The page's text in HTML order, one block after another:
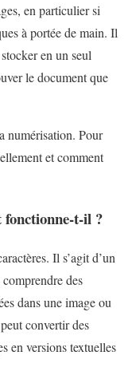
en particulier si
à portée de main. Il
en un seul
le document que
numérisation. Pour
et comment
fonctionne-t-il ?
Il s’agit d’un
des
dans une image ou
convertir des
en versions textuelles